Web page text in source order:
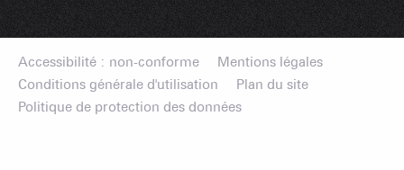
Accessibilité : non-conforme
Mentions légales
Conditions générale d'utilisation
Plan du site
Politique de protection des données